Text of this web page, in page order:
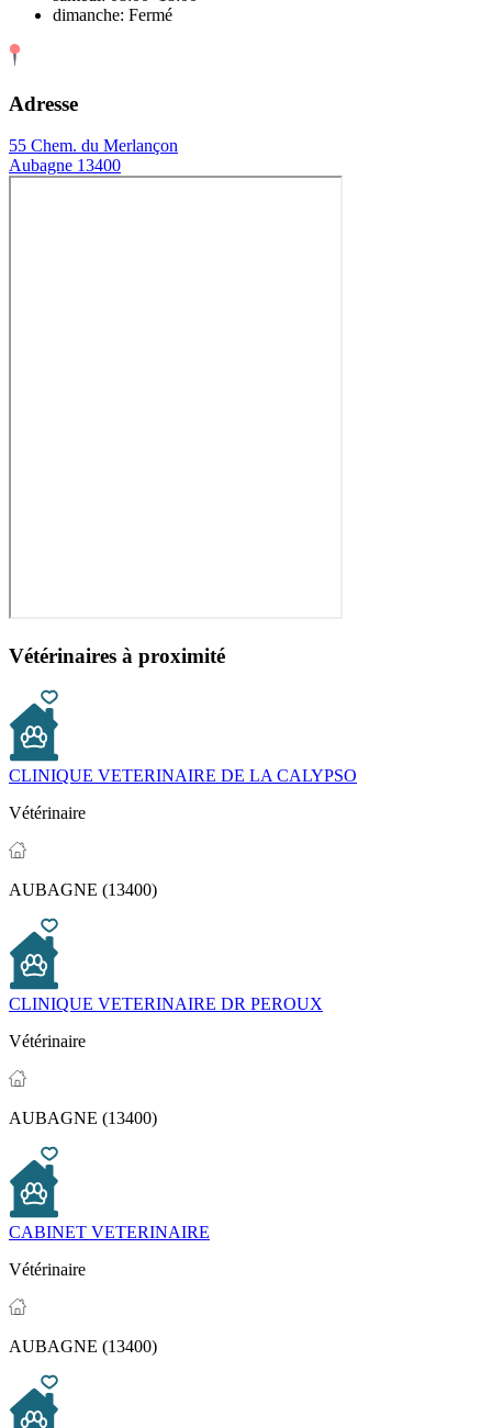
dimanche: Fermé
Adresse
55 Chem. du Merlançon
Aubagne 13400
Vétérinaires à proximité
CLINIQUE VETERINAIRE DE LA CALYPSO
Vétérinaire
AUBAGNE (13400)
CLINIQUE VETERINAIRE DR PEROUX
Vétérinaire
AUBAGNE (13400)
CABINET VETERINAIRE
Vétérinaire
AUBAGNE (13400)